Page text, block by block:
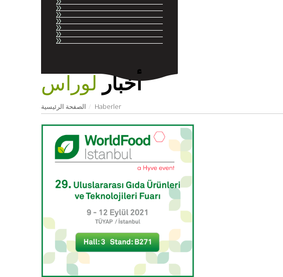
أخبارلوراس
الصفحة الرئيسية Haberler